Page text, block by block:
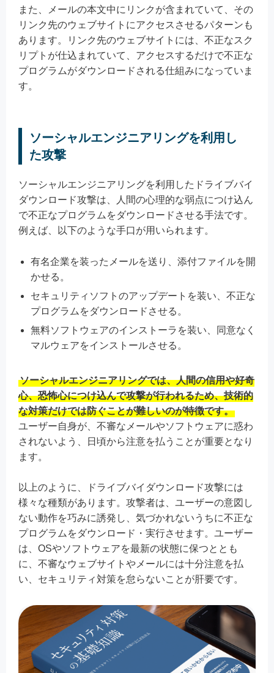
また、メールの本文中にリンクが含まれていて、その
リンク先のウェブサイトにアクセスさせるパターンも
あります。リンク先のウェブサイトには、不正なスク
リプトが仕込まれていて、アクセスするだけで不正な
プログラムがダウンロードされる仕組みになっていま
す。
ソーシャルエンジニアリングを利用し
た攻撃
ソーシャルエンジニアリングを利用したドライブバイ
ダウンロード攻撃は、人間の心理的な弱点につけ込ん
で不正なプログラムをダウンロードさせる手法です。
例えば、以下のような手口が用いられます。
有名企業を装ったメールを送り、添付ファイルを開
かせる。
セキュリティソフトのアップデートを装い、不正な
プログラムをダウンロードさせる。
無料ソフトウェアのインストーラを装い、同意なく
マルウェアをインストールさせる。
ソーシャルエンジニアリングでは、人間の信用や好奇
心、恐怖心につけ込んで攻撃が行われるため、技術的
な対策だけでは防ぐことが難しいのが特徴です。
ユーザー自身が、不審なメールやソフトウェアに惑わ
されないよう、日頃から注意を払うことが重要となり
ます。
以上のように、ドライブバイダウンロード攻撃には
様々な種類があります。攻撃者は、ユーザーの意図し
ない動作を巧みに誘発し、気づかれないうちに不正な
プログラムをダウンロード・実行させます。ユーザー
は、OSやソフトウェアを最新の状態に保つととも
に、不審なウェブサイトやメールには十分注意を払
い、セキュリティ対策を怠らないことが肝要です。